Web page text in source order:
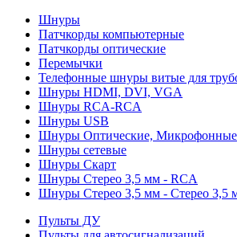
Шнуры
Патчкорды компьютерные
Патчкорды оптические
Перемычки
Телефонные шнуры витые для
Шнуры HDMI, DVI, VGA
Шнуры RCA-RCA
Шнуры USB
Шнуры Оптические, Микрофонные
Шнуры сетевые
Шнуры Скарт
Шнуры Стерео 3,5 мм - RCA
Шнуры Стерео 3,5 мм - Стерео 3,5
Пульты ДУ